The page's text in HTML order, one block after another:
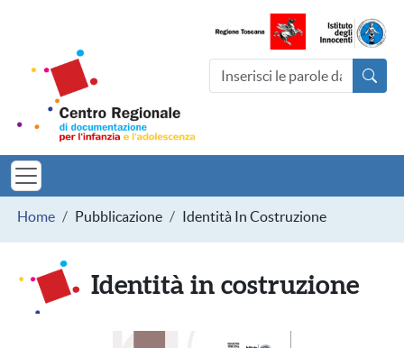
Centro Regionale di
Cerca nel sito
Briciole di pane
Home Pubblicazione Identità In Costruzione
Identità in costruzione